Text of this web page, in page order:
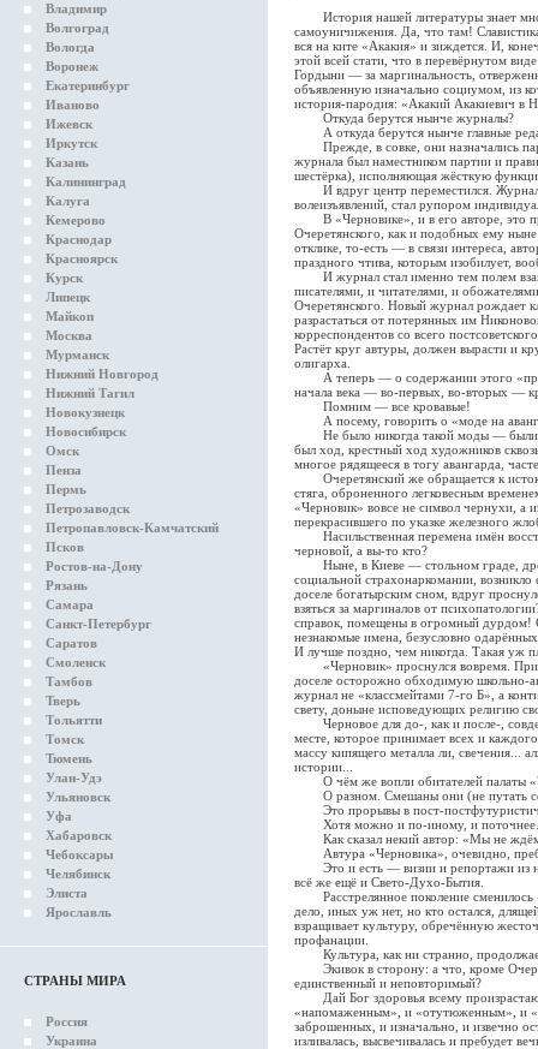
Владимир
Волгоград
Вологда
Воронеж
Екатеринбург
Иваново
Ижевск
Иркутск
Казань
Калининград
Калуга
Кемерово
Краснодар
Красноярск
Курск
Липецк
Майкоп
Москва
Мурманск
Нижний Новгород
Нижний Тагил
Новокузнецк
Новосибирск
Омск
Пенза
Пермь
Петрозаводск
Петропавловск-Камчатский
Псков
Ростов-на-Дону
Рязань
Самара
Санкт-Петербург
Саратов
Смоленск
Тамбов
Тверь
Тольятти
Томск
Тюмень
Улан-Удэ
Ульяновск
Уфа
Хабаровск
Чебоксары
Челябинск
Элиста
Ярославль
СТРАНЫ МИРА
Россия
Украина
История нашей литературы знает
самоуничижения. Да, что там!
вся на ките «Акакия» и зиждется. И,
этой всей стати, что в перевёрнутом
Гордыни — за маргинальность,
объявленную изначально социумом, из
история-пародия: «Акакий Акакиевич в
Откуда берутся нынче журналы?
А откуда берутся нынче главные
Прежде, в совке, они назначались
журнала был наместником партии и
шестёрка), исполняющая жёсткую
И вдруг центр переместился.
волеизъявлений, стал рупором
В «Черновике», и в его авторе, это
Очеретянского, как и подобных ему
отклике, то-есть — в связи интереса,
праздного чтива, которым изобилует,
И журнал стал именно тем полем
писателями, и читателями, и
Очеретянского. Новый журнал рождает
разрастаться от потерянных им
корреспондентов со всего
Растёт круг автуры, должен вырасти и
олигарха.
А теперь — о содержании этого
начала века — во-первых, во-вторых —
Помним — все кровавые!
А посему, говорить о «моде на
Не было никогда такой моды — были
был ход, крестный ход художников
многое рядящееся в тогу авангарда,
Очеретянский же обращается к
стяга, оброненного легковесным
«Черновик» вовсе не символ чернухи, а
перекрасившего по указке железного
Насильственная перемена имён
черновой, а вы-то кто?
Ныне, в Киеве — стольном граде,
социальной страхонаркомании,
доселе богатырским сном, вдруг
взяться за маргиналов от
справок, помещены в огромный дурдом!
незнакомые имена, безусловно
И лучше поздно, чем никогда. Такая уж
«Черновик» проснулся вовремя.
доселе осторожно обходимую школьно-
журнал не «классмейтами 7-го Б», а
свету, доныне исповедующих религию
Черновое для до-, как и после-,
месте, которое принимает всех и
массу кипящего металла ли, свечения...
истории...
О чём же вопли обитателей палаты
О разном. Смешаны они (не путать
Это прорывы в пост-
Хотя можно и по-иному, и поточнее.
Как сказал некий автор: «Мы не
Автура «Черновика», очевидно,
Это и есть — визии и репортажи из
всё же ещё и Свето-Духо-Бытия.
Расстрелянное поколение сменилось
дело, иных уж нет, но кто остался,
взращивает культуру, обречённую
профанации.
Культура, как ни странно,
Экивок в сторону: а что, кроме
единственный и неповторимый?
Дай Бог здоровья всему
«напомаженным», и «отутюженным», и
заброшенных, и изначально, и извечно
изливалась, высвечивалась и пребудет